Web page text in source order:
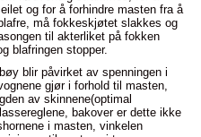
og for å forhindre masten fra å
må fokkeskjøtet slakkes og
til akterliket på fokken
blafringen stopper.
blir påvirket av spenningen i
gjør i forhold til masten,
av skinnene(optimal
bakover er dette ikke
i masten, vinkelen